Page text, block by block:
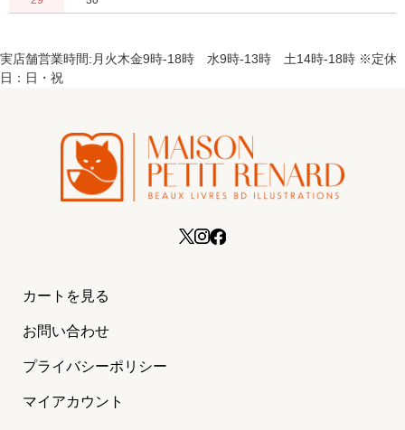
実店舗営業時間:月火木金9時-18時 水9時-13時 土14時-18時 ※定休
日：日・祝
カートを見る
お問い合わせ
プライバシーポリシー
マイアカウント